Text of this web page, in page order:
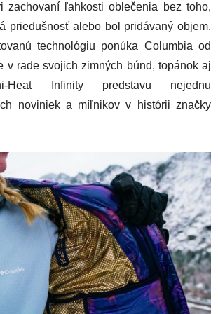
zachovaní ľahkosti oblečenia bez toho,
priedušnosť alebo bol pridávaný objem.
technológiu ponúka Columbia od
v rade svojich zimných búnd, topánok aj
Heat Infinity predstavu nejednu
noviniek a míľnikov v histórii značky